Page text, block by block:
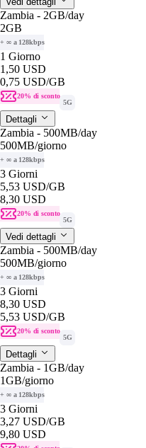
Zambia - 2GB/day
2GB
+ ∞ a 128kbps
1 Giorno
1,50 USD
0,75 USD/GB
20% di sconto
5G
Dettagli
Zambia - 500MB/day
500MB/giorno
+ ∞ a 128kbps
3 Giorni
5,53 USD/GB
8,30 USD
20% di sconto
5G
Vedi dettagli
Zambia - 500MB/day
500MB/giorno
+ ∞ a 128kbps
3 Giorni
8,30 USD
5,53 USD/GB
20% di sconto
5G
Dettagli
Zambia - 1GB/day
1GB/giorno
+ ∞ a 128kbps
3 Giorni
3,27 USD/GB
9,80 USD